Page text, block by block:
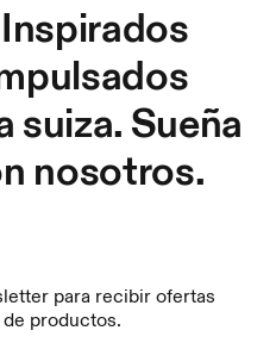
suiza. Sueña
nosotros.
para recibir ofertas
productos.